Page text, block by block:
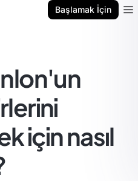
Başlamak İçin
için nasıl